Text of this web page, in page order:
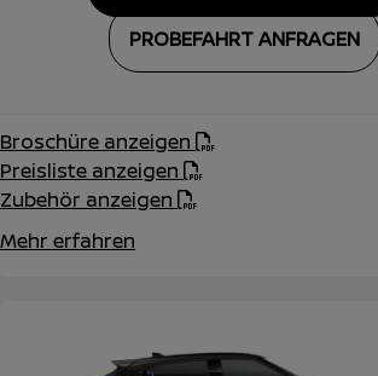
PROBEFAHRT ANFRAGEN
Broschüre anzeigen
Preisliste anzeigen
Zubehör anzeigen
Mehr erfahren